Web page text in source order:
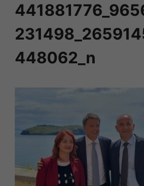
448062_n